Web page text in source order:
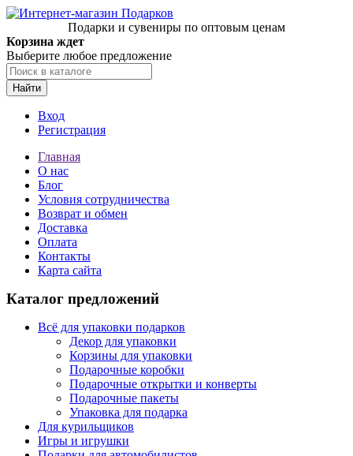
Подарки и сувениры по оптовым ценам
Корзина ждет
Выберите любое предложение
Найти
Вход
Регистрация
Главная
О нас
Блог
Условия сотрудничества
Возврат и обмен
Доставка
Оплата
Контакты
Карта сайта
Каталог предложений
Всё для упаковки подарков
Декор для упаковки
Корзины для упаковки
Подарочные коробки
Подарочные открытки и конверты
Подарочные пакеты
Упаковка для подарка
Для курильщиков
Игры и игрушки